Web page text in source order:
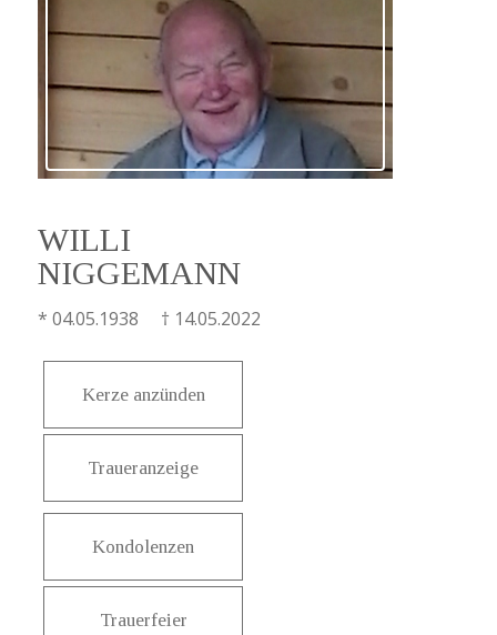
WILLI
NIGGEMANN
* 04.05.1938 † 14.05.2022
Kerze anzünden
Traueranzeige
Kondolenzen
Trauerfeier